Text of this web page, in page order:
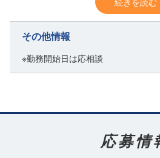
心を支えるお仕事です。
「専門的で難しそう」と感じるかもしれ
ても大丈夫です。
この業界は経験者からの転職が多い仕事
識・施工の基礎を学ぶことができます。
スチールドアへの錠前取り付けなどを段
その他情報
※勤務開始日は応相談
応募情